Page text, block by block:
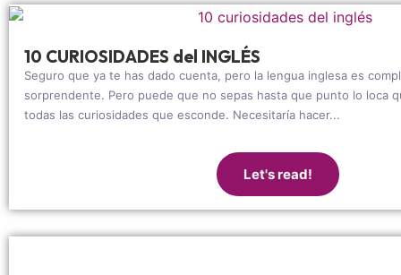
10 CURIOSIDADES del INGLÉS
Seguro que ya te has dado cuenta, pero la lengua inglesa es
sorprendente. Pero puede que no sepas hasta que punto lo loca
todas las curiosidades que esconde. Necesitaría hacer...
Let's read!